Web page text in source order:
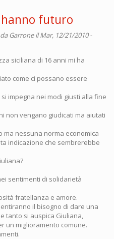
futuro
Garroneil Mar, 12/21/2010 -
siciliana di 16 anni mi ha
come ci possano essere
impegna nei modi giusti alla fine
non vengano giudicati ma aiutati
ma nessuna norma economica
indicazione che sembrerebbe
sentimenti di solidarietà
fratellanza e amore.
il bisogno di dare una
tanto si auspica Giuliana,
un miglioramento comune.